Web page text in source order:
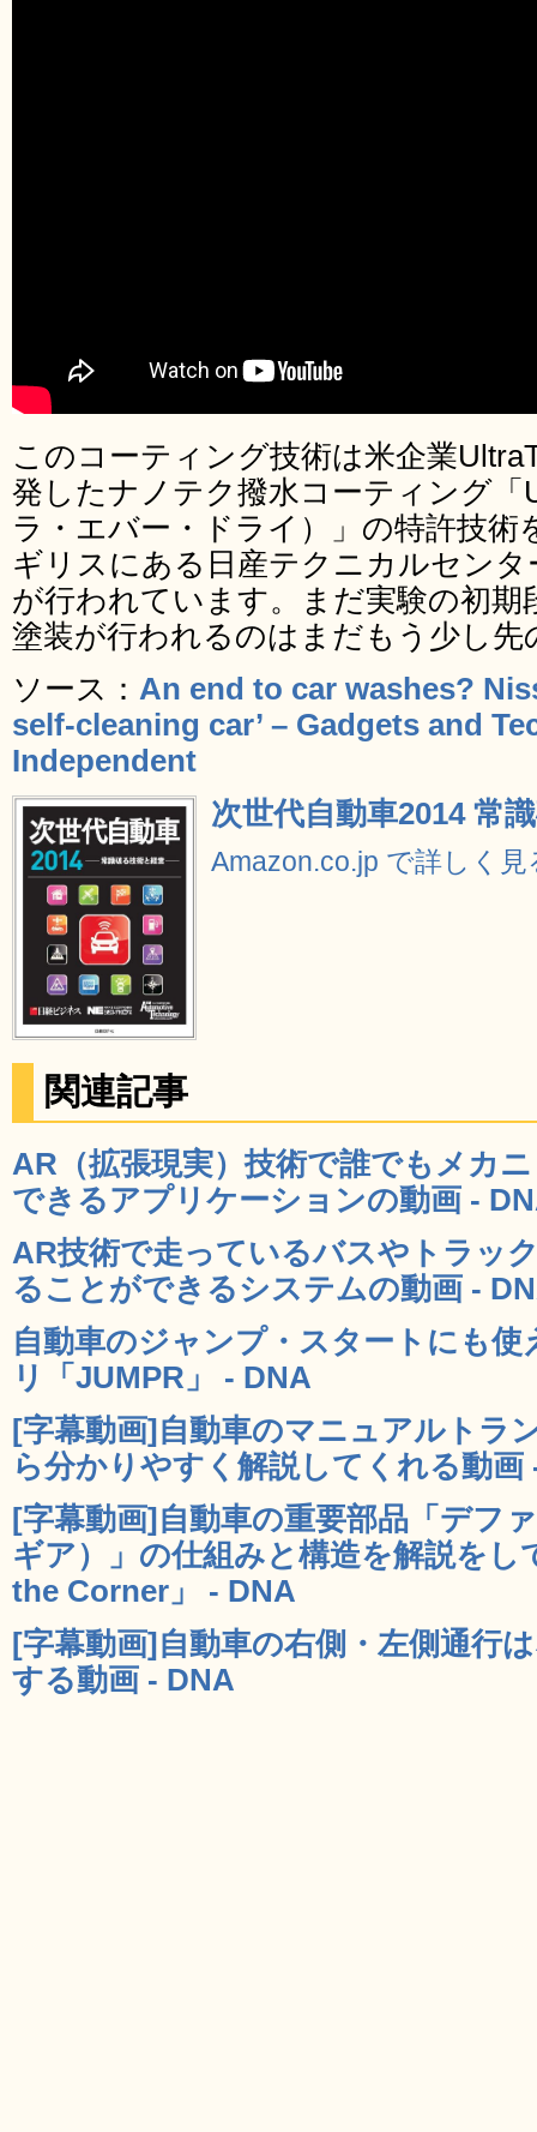
このコーティング技術は米企業
発したナノテク撥水コーティング「
ラ・エバー・ドライ）」の特許技術
ギリスにある日産テクニカルセン
が行われています。まだ実験の初期
塗装が行われるのはまだもう少し
ソース： An end to car washes?
self-cleaning car’ – Gadgets and
Independent
次世代自動車2014 常
Amazon.co.jp で詳しく見
関連記事
AR（拡張現実）技術で誰でもメカ
できるアプリケーションの動画 -
AR技術で走っているバスやトラッ
ることができるシステムの動画 -
自動車のジャンプ・スタートにも
リ「JUMPR」 - DNA
[字幕動画]自動車のマニュアルトラ
ら分かりやすく解説してくれる動画
[字幕動画]自動車の重要部品「デフ
ギア）」の仕組みと構造を解説を
the Corner」 - DNA
[字幕動画]自動車の右側・左側通行
する動画 - DNA